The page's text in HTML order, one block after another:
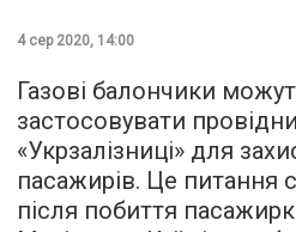
4 сер 2020, 14:00
Газові балончики
застосовувати
«Укрзалізниці» для
пасажирів. Це питання
після побиття